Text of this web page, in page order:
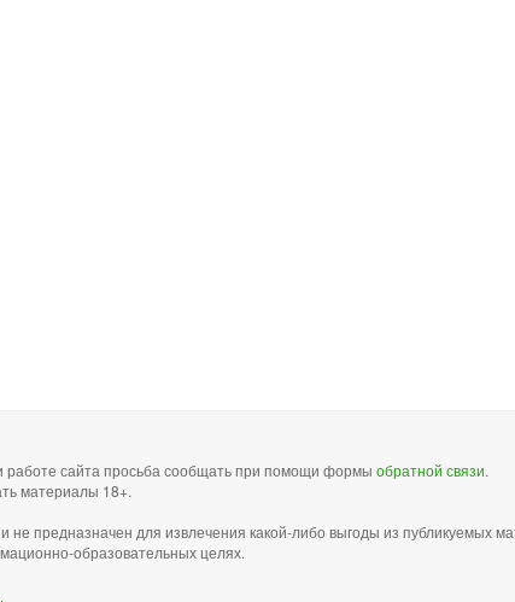
работе сайта просьба сообщать при помощи формы обратной связи.
материалы 18+.
не предназначен для извлечения какой-либо выгоды из публикуемых
образовательных целях.